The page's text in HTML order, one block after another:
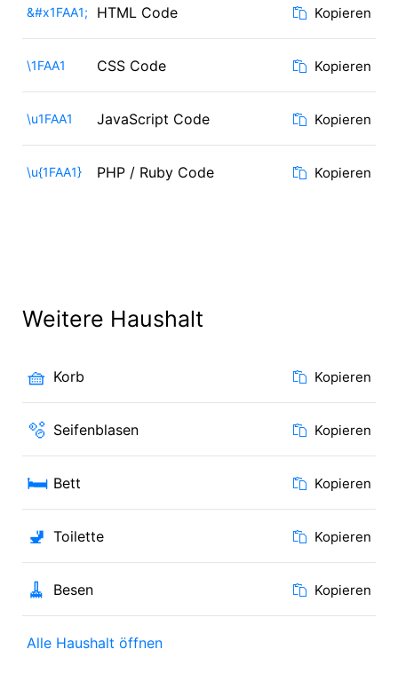
&#x1FAA1; HTML Code Kopieren
\1FAA1 CSS Code Kopieren
\u1FAA1 JavaScript Code Kopieren
\u{1FAA1} PHP / Ruby Code Kopieren
Weitere Haushalt
🧺 Korb Kopieren
🫧 Seifenblasen Kopieren
🛏️ Bett Kopieren
🚽 Toilette Kopieren
🧹 Besen Kopieren
Alle Haushalt öffnen